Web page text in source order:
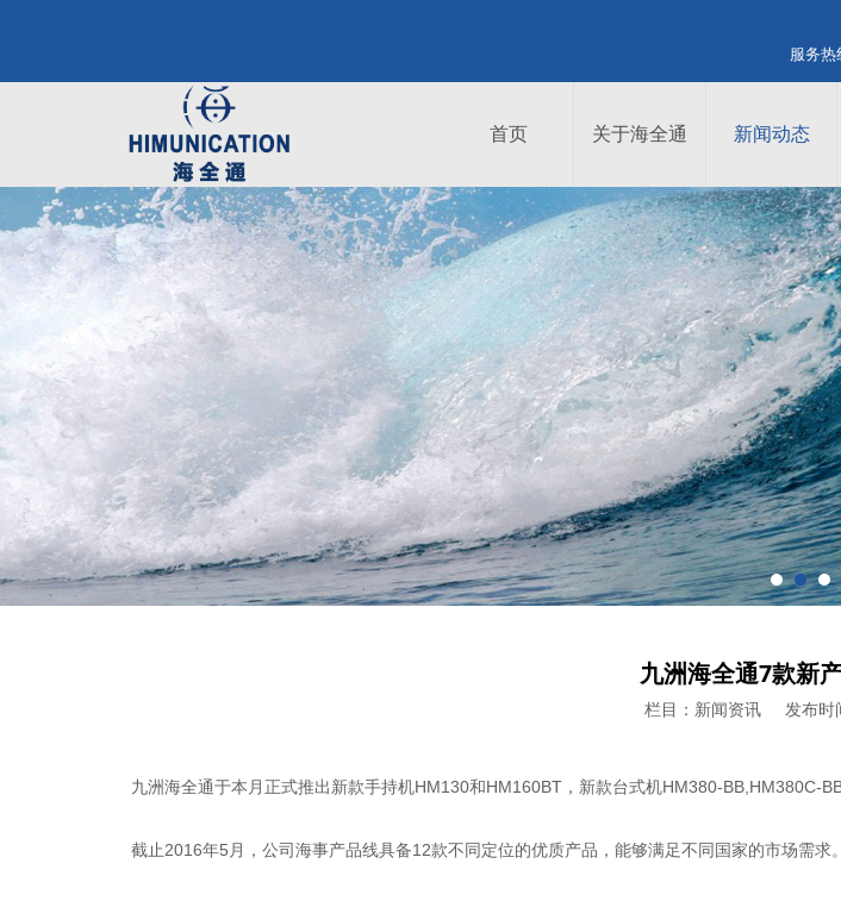
服务热线
首页 关于海全通 新闻动态
九洲海全通7款新
栏目：新闻资讯 发布时
九洲海全通于本月正式推出新款手持机HM130和HM160BT，新款台式机HM380-BB,HM380C-
截止2016年5月，公司海事产品线具备12款不同定位的优质产品，能够满足不同国家的市场需求